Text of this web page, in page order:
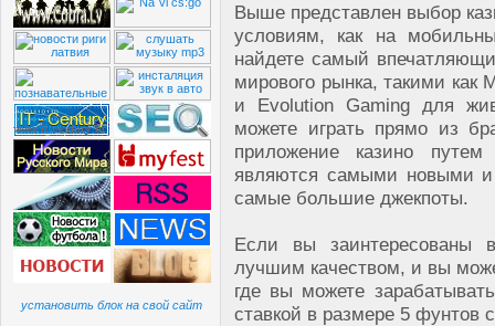
установить блок на свой сайт
Выше представлен выбор
условиям, как на
найдете самый
мирового рынка, такими как
и Evolution Gaming для
можете играть прямо из
приложение казино
являются самыми новыми
самые большие джекпоты.
Если вы заинтересованы
лучшим качеством, и вы
где вы можете
ставкой в размере 5 фунтов